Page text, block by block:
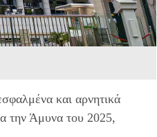
και αρνητικά
την Άμυνα του 2025,